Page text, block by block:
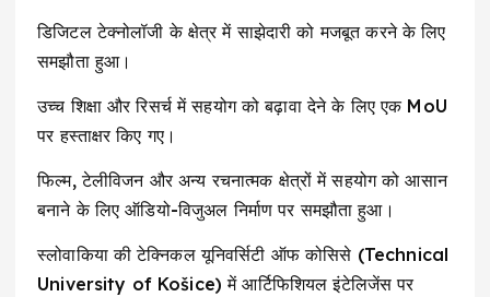
डिजिटल टेक्नोलॉजी के क्षेत्र में साझेदारी को मजबूत करने के लिए
समझौता हुआ।
उच्च शिक्षा और रिसर्च में सहयोग को बढ़ावा देने के लिए एक MoU
पर हस्ताक्षर किए गए।
फिल्म, टेलीविजन और अन्य रचनात्मक क्षेत्रों में सहयोग को आसान
बनाने के लिए ऑडियो-विजुअल निर्माण पर समझौता हुआ।
स्लोवाकिया की टेक्निकल यूनिवर्सिटी ऑफ कोसिसे (Technical
University of Košice) में आर्टिफिशियल इंटेलिजेंस पर